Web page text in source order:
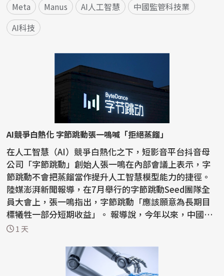
Meta Manus AI人工智慧
中國監管科技業
AI科技
AI競爭白熱化 字節跳動張一鳴喊「拒絕蒸餾」
在人工智慧（AI）競爭白熱化之下，短影音平台抖音母
公司「字節跳動」創始人張一鳴在內部會議上表示，字
節跳動不會把蒸餾當作提升人工智慧模型能力的捷徑。
陸媒澎湃新聞報導，在7月舉行的字節跳動Seed團隊全
員大會上，張一鳴指出，字節跳動「應該願意為長期目
標犧牲一部分短期收益」。 報導說，今年以來，中國國
內AI...
1 天